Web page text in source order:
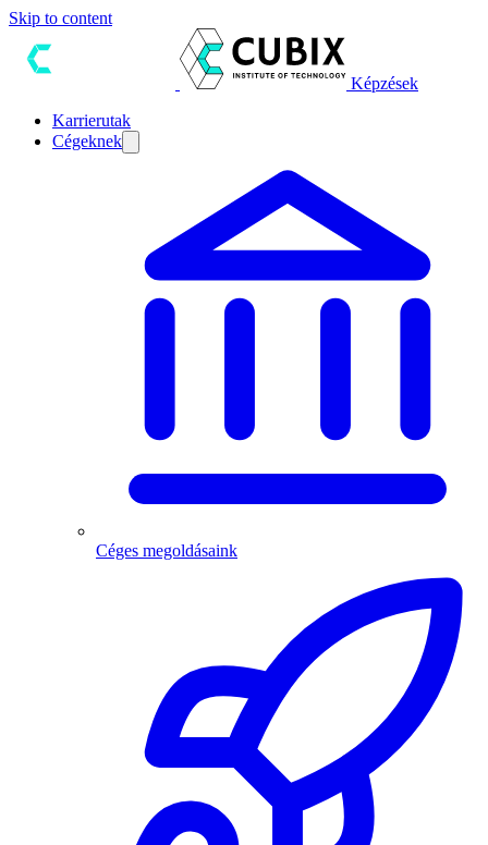
Skip to content
Képzések
Karrierutak
Cégeknek
Céges megoldásaink